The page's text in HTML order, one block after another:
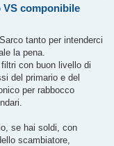
VS componibile
tanto per intenderci
la pena.
con buon livello di
del primario e del
per rabbocco
se hai soldi, con
scambiatore,